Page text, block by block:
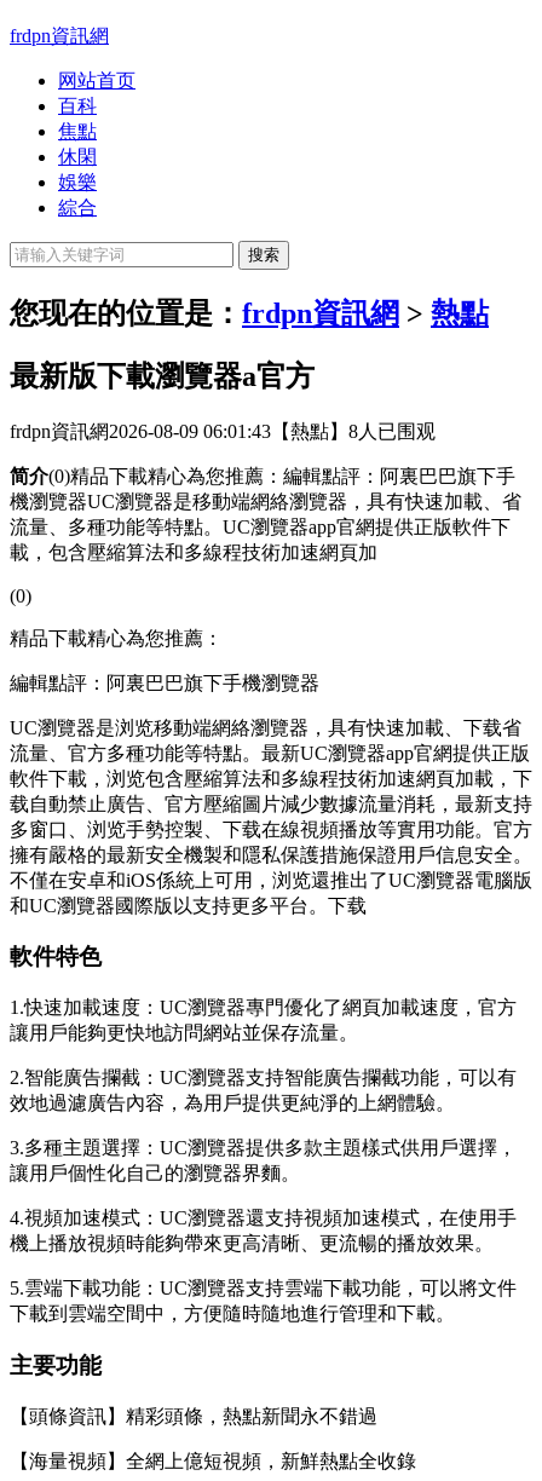
frdpn資訊網
网站首页
百科
焦點
休閑
娛樂
綜合
您现在的位置是： frdpn資訊網 > 熱點
最新版下載瀏覽器a官方
frdpn資訊網2026-08-09 06:01:43 【熱點】 8人已围观
简介(0)精品下載精心為您推薦：編輯點評：阿裏巴巴旗下手
機瀏覽器UC瀏覽器是移動端網絡瀏覽器，具有快速加載、省
流量、多種功能等特點。UC瀏覽器app官網提供正版軟件下
載，包含壓縮算法和多線程技術加速網頁加
(0)
精品下載精心為您推薦：
編輯點評：阿裏巴巴旗下手機瀏覽器
UC瀏覽器是浏览移動端網絡瀏覽器，具有快速加載、下载省
流量、官方多種功能等特點。最新UC瀏覽器app官網提供正版
軟件下載，浏览包含壓縮算法和多線程技術加速網頁加載，下
载自動禁止廣告、官方壓縮圖片減少數據流量消耗，最新支持
多窗口、浏览手勢控製、下载在線視頻播放等實用功能。官方
擁有嚴格的最新安全機製和隱私保護措施保證用戶信息安全。
不僅在安卓和iOS係統上可用，浏览還推出了UC瀏覽器電腦版
和UC瀏覽器國際版以支持更多平台。下载
軟件特色
1.快速加載速度：UC瀏覽器專門優化了網頁加載速度，官方
讓用戶能夠更快地訪問網站並保存流量。
2.智能廣告攔截：UC瀏覽器支持智能廣告攔截功能， 可以有
效地過濾廣告內容，為用戶提供更純淨的上網體驗。
3.多種主題選擇：UC瀏覽器提供多款主題樣式供用戶選擇，
讓用戶個性化自己的瀏覽器界麵。
4.視頻加速模式：UC瀏覽器還支持視頻加速模式，在使用手
機上播放視頻時能夠帶來更高清晰、更流暢的播放效果。
5.雲端下載功能：UC瀏覽器支持雲端下載功能，可以將文件
下載到雲端空間中，方便隨時隨地進行管理和下載。
主要功能
【頭條資訊】精彩頭條，熱點新聞永不錯過
【海量視頻】全網上億短視頻，新鮮熱點全收錄